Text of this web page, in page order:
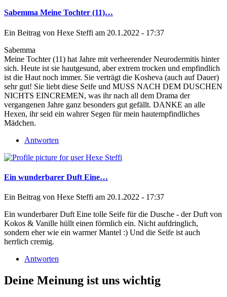
Sabemma Meine Tochter (11)…
Ein Beitrag von Hexe Steffi am 20.1.2022 - 17:37
Sabemma
Meine Tochter (11) hat Jahre mit verheerender Neurodermitis hinter
sich. Heute ist sie hautgesund, aber extrem trocken und empfindlich
ist die Haut noch immer. Sie verträgt die Kosheva (auch auf Dauer)
sehr gut! Sie liebt diese Seife und MUSS NACH DEM DUSCHEN
NICHTS EINCREMEN, was ihr nach all dem Drama der
vergangenen Jahre ganz besonders gut gefällt. DANKE an alle
Hexen, ihr seid ein wahrer Segen für mein hautempfindliches
Mädchen.
Antworten
Ein wunderbarer Duft Eine…
Ein Beitrag von Hexe Steffi am 20.1.2022 - 17:37
Ein wunderbarer Duft Eine tolle Seife für die Dusche - der Duft von
Kokos & Vanille hüllt einen förmlich ein. Nicht aufdringlich,
sondern eher wie ein warmer Mantel :) Und die Seife ist auch
herrlich cremig.
Antworten
Deine Meinung ist uns wichtig